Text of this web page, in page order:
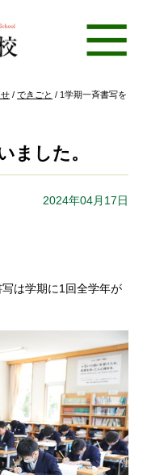
/ できごと / 1学期一斉書写を
ました。
2024年04月17日
は学期に1回全学年が